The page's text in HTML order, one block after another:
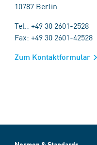
10787 Berlin
Tel.: +49 30 2601-2528
Fax: +49 30 2601-42528
Zum Kontaktformular